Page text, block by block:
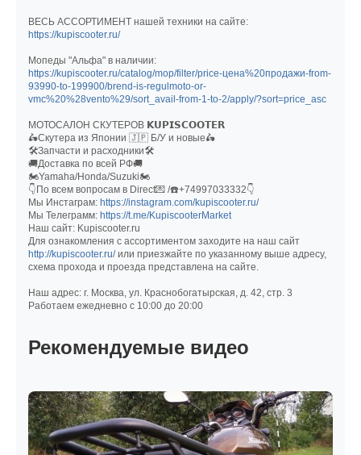
ВЕСЬ АССОРТИМЕНТ нашей техники на сайте:
https://kupiscooter.ru/
Мопеды "Альфа" в наличии:
https://kupiscooter.ru/catalog/mop/filter/price-цена%20продажи-from-
93990-to-199900/brend-is-regulmoto-or-
vmc%20%28vento%29/sort_avail-from-1-to-2/apply/?sort=price_asc
МОТОСАЛОН СКУТЕРОВ 𝗞𝗨𝗣𝗜𝗦𝗖𝗢𝗢𝗧𝗘𝗥
🛵Скутера из Японии 🇯🇵 Б/У и новые🛵
🛠Запчасти и расходники🛠
🚚Доставка по всей РФ🚚
🏍Yamaha/Honda/Suzuki🏍
👇По всем вопросам в Direct💌 /☎️+74997033332👇
Мы Инстаграм: https://instagram.com/kupiscooter.ru/
Мы Телеграмм: https://t.me/KupiscooterMarket
Наш сайт: Kupiscooter.ru
Для ознакомления с ассортиментом заходите на наш сайт
http://kupiscooter.ru/или приезжайте по указанному выше адресу,
схема прохода и проезда представлена на сайте.
Наш адрес: г. Москва, ул. Краснобогатырская, д. 42, стр. 3
Работаем ежедневно с 10:00 до 20:00
Рекомендуемые видео